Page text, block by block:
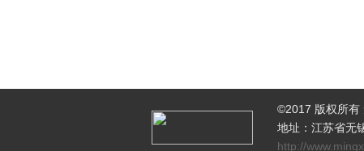
©2017 版权所有
地址：江苏省无
http://